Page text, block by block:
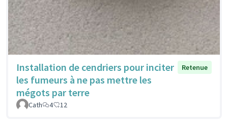
Installation de cendriers pour inciter
les fumeurs à ne pas mettre les
mégots par terre
Retenue
Cath 4 12